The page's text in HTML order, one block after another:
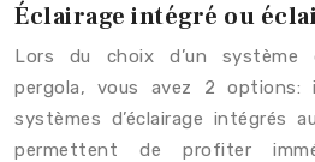
Éclairage intégré ou
Lors du choix d’un système
pergola, vous avez 2 options:
systèmes d’éclairage intégrés
permettent de profiter